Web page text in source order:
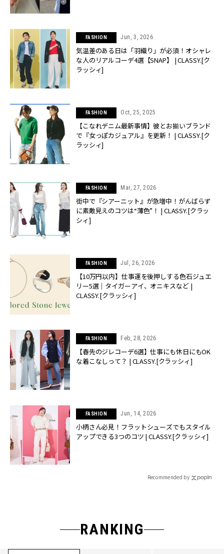
FASHION Jun, 3, 2026
気温差のある日は「羽織り」が必須！オシャレ
な人のリアルコーデ4選【SNAP】 | CLASSY.[ク
ラッシィ]
FASHION Oct, 25, 2025
【こなれデニム最新事情】彼とお揃いブランド
で『女っぽカジュアル』を更新！ | CLASSY.[ク
ラッシィ]
FASHION Mar, 27, 2026
街中で『シアーニット』が急増中！がんばらず
に素敵見えのコツは“薄色”！ | CLASSY.[クラッ
シィ]
FASHION Jul, 26, 2026
【10万円以内】仕事運を後押しする色石ジュエ
リー5選｜タイガーアイ、オニキスなど |
CLASSY.[クラッシィ]
FASHION Feb, 28, 2026
【春先のジレコーデ6選】仕事にも休日にもOK
な着こなしって？ | CLASSY.[クラッシィ]
FASHION Jun, 14, 2026
小柄さん必見！フラットシューズでもスタイル
アップできる3つのコツ | CLASSY.[クラッシィ]
Recommended by
RANKING